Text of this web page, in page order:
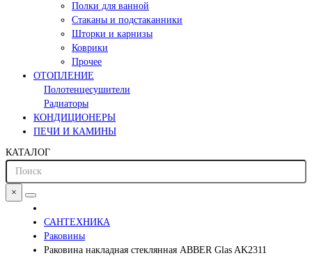
Полки для ванной
Стаканы и подстаканники
Шторки и карнизы
Коврики
Прочее
ОТОПЛЕНИЕ
Полотенцесушители
Радиаторы
КОНДИЦИОНЕРЫ
ПЕЧИ И КАМИНЫ
КАТАЛОГ
×
САНТЕХНИКА
Раковины
Раковина накладная стеклянная ABBER Glas AK2311